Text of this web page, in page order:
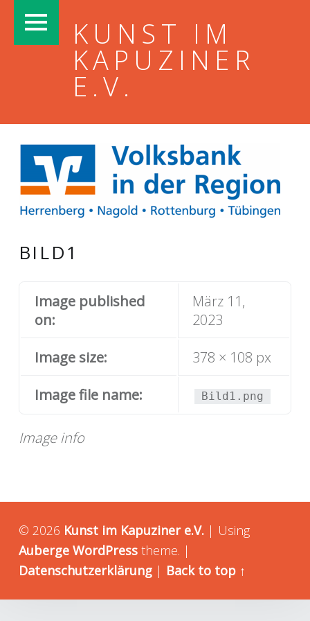
KUNST IM
KAPUZINER
E.V.
BILD1
Image info
Image published
on:
März 11,
2023
Image size:
378 × 108 px
Image file name:
Bild1.png
© 2026 Kunst im Kapuziner e.V. | Using
Auberge WordPresstheme. |
Datenschutzerklärung | Back to top ↑